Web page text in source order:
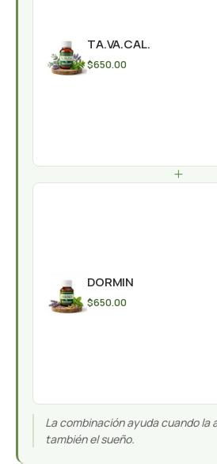
TA.VA.CAL.
$650.00
+
DORMIN
$650.00
La combinación ayuda cuando
también el sueño.